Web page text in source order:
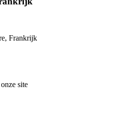
Frankrijk
site